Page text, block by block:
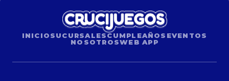
INICIOSUCURSALESCUMPLEAÑOS EVENTOS
NOSOTROSWEB APP